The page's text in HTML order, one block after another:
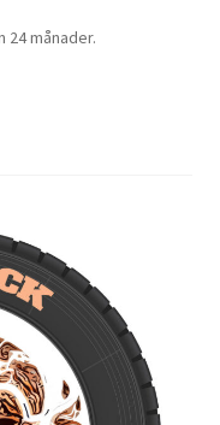
24 månader.